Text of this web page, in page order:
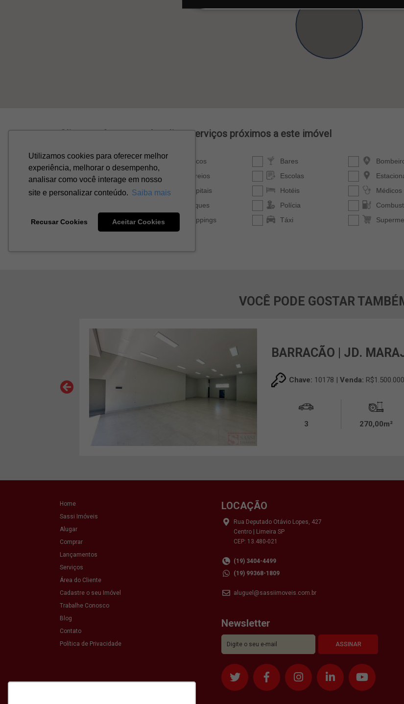
VOCÊ PODE GOSTAR
BARRACÃO | JD.
Chave: 10178 |Venda:
3 270,00m²
Home
Sassi Imóveis
Alugar
Comprar
Lançamentos
Serviços
Área do Cliente
Cadastre o seu Imóvel
Trabalhe Conosco
Blog
Contato
Política de Privacidade
LOCAÇÃO
Rua Deputado Otávio Lopes, 427
Centro | Limeira SP
CEP: 13.480-021
(19) 3404-4499
(19) 99368-1809
aluguel@sassiimoveis.com.br
Newsletter